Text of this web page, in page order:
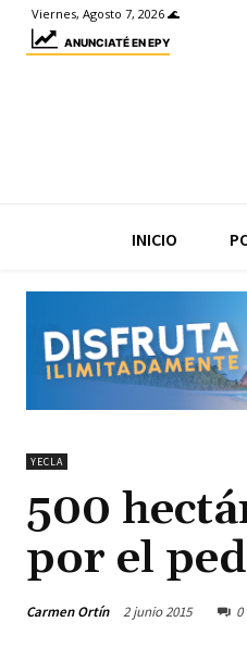
Viernes, Agosto 7, 2026 🌊
ANUNCIATÉ EN EPY
INICIO
YECLA
500
por el
Carmen Ortín 2 junio 2015 0